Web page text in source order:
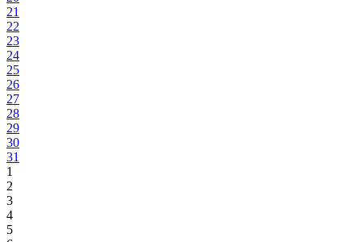
21
22
23
24
25
26
27
28
29
30
31
1
2
3
4
5